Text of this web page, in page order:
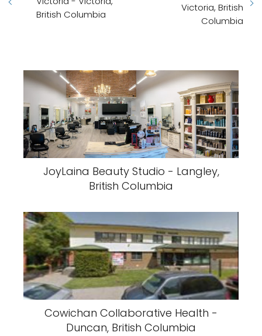
British Columbia
Victoria, British
Columbia
JoyLaina Beauty Studio - Langley,
British Columbia
Cowichan Collaborative Health -
Duncan, British Columbia